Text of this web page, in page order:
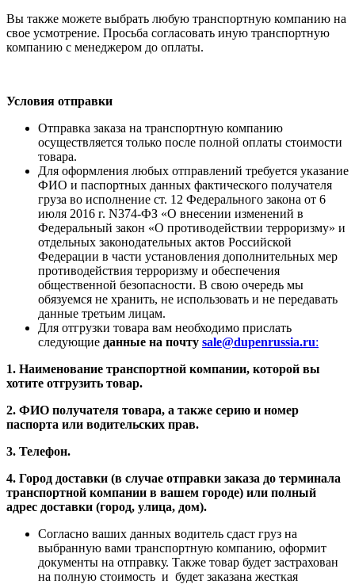
Вы также можете выбрать любую транспортную компанию на
свое усмотрение. Просьба согласовать иную транспортную
компанию с менеджером до оплаты.
Условия отправки
Отправка заказа на транспортную компанию
осуществляется только после полной оплаты стоимости
товара.
Для оформления любых отправлений требуется указание
ФИО и паспортных данных фактического получателя
груза во исполнение ст. 12 Федерального закона от 6
июля 2016 г. N374-ФЗ «О внесении изменений в
Федеральный закон «О противодействии терроризму» и
отдельных законодательных актов Российской
Федерации в части установления дополнительных мер
противодействия терроризму и обеспечения
общественной безопасности. В свою очередь мы
обязуемся не хранить, не использовать и не передавать
данные третьим лицам.
Для отгрузки товара вам необходимо прислать
следующие данные на почту sale@dupenrussia.ru:
1. Наименование транспортной компании, которой вы
хотите отгрузить товар.
2. ФИО получателя товара, а также серию и номер
паспорта или водительских прав.
3. Телефон.
4. Город доставки (в случае отправки заказа до терминала
транспортной компании в вашем городе) или полный
адрес доставки (город, улица, дом).
Согласно ваших данных водитель сдаст груз на
выбранную вами транспортную компанию, оформит
документы на отправку. Также товар будет застрахован
на полную стоимость и будет заказана жесткая